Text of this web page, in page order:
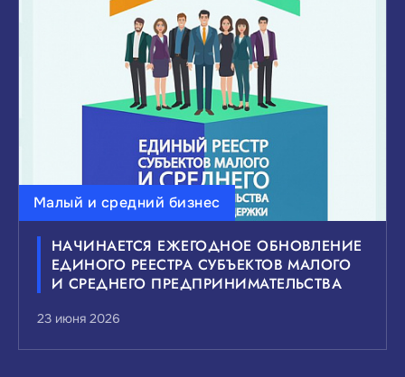
Малый и средний бизнес
НАЧИНАЕТСЯ ЕЖЕГОДНОЕ ОБНОВЛЕНИЕ
ЕДИНОГО РЕЕСТРА СУБЪЕКТОВ МАЛОГО
И СРЕДНЕГО ПРЕДПРИНИМАТЕЛЬСТВА
23 июня 2026